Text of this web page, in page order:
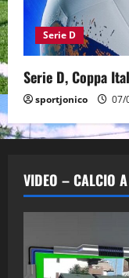
Serie D
Serie D, Coppa
sportjonico 07/
VIDEO – CALCIO